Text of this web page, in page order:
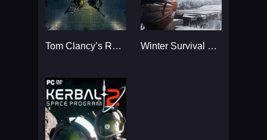
Tom Clancy’s Rainbow Six Winter Survival Simulator